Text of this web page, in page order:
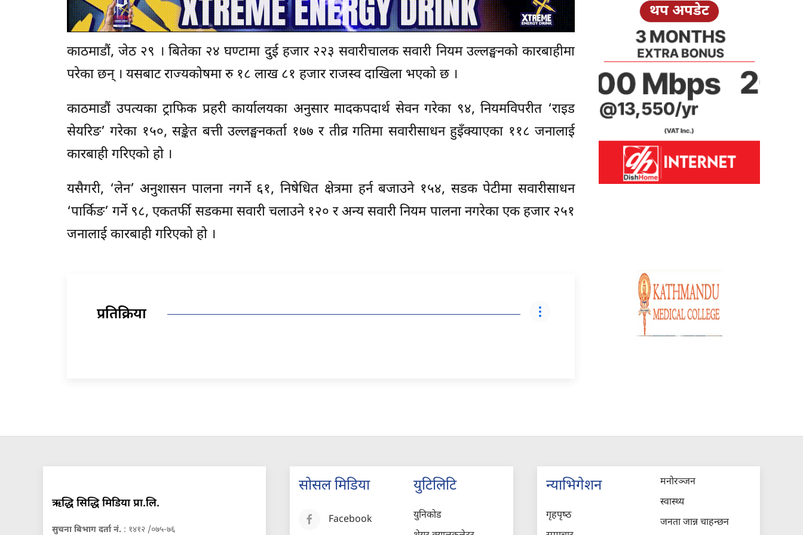
काठमाडौं, जेठ २९ । बितेका २४ घण्टामा दुई हजार २२३ सवारीचालक सवारी नियम उल्लङ्घनको कारबाहीमा
परेका छन् । यसबाट राज्यकोषमा रु १८ लाख ८१ हजार राजस्व दाखिला भएको छ ।
काठमाडौं उपत्यका ट्राफिक प्रहरी कार्यालयका अनुसार मादकपदार्थ सेवन गरेका ९४, नियमविपरीत ‘राइड
सेयरिङ’ गरेका १५०, सङ्केत बत्ती उल्लङ्घनकर्ता १७७ र तीव्र गतिमा सवारीसाधन हुइँक्याएका ११८ जनालाई
कारबाही गरिएको हो ।
यसैगरी, ‘लेन’ अनुशासन पालना नगर्ने ६१, निषेधित क्षेत्रमा हर्न बजाउने १५४, सडक पेटीमा सवारीसाधन
‘पार्किङ’ गर्ने ९८, एकतर्फी सडकमा सवारी चलाउने १२० र अन्य सवारी नियम पालना नगरेका एक हजार २५१
जनालाई कारबाही गरिएको हो ।
प्रतिक्रिया
थप अपडेट
ऋद्धि सिद्धि मिडिया प्रा.लि.
सुचना बिभाग दर्ता नं. : १४१२ /०७५-७६
सोसल मिडिया
Facebook
युटिलिटि
युनिकोड
न्याभिगेशन
गृहपृष्‍ठ
मनोरञ्जन
स्वास्थ्य
जनता जान्न चाहन्छन